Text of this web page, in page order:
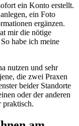
ein Konto erstellt.
ein Foto
ergänzen.
mir die nötige
habe ich meine
nutzen und sehr
die zwei Praxen
beider Standorte
oder der anderen
praktisch.